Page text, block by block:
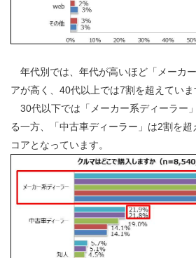
年代別では、年代が高いほど「メーカ
アが高く、40代以上では7割を超えていま
30代以下では「メーカー系ディーラー
る一方、「中古車ディーラー」は2割を
コアとなっています。